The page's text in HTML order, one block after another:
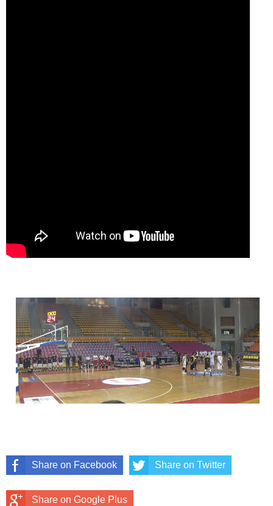
Share on Facebook Share on Twitter
Share on Google Plus